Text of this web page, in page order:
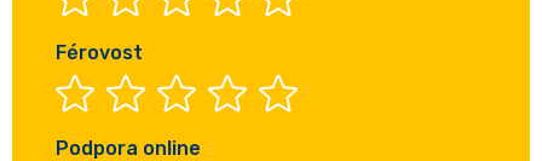
Férovost
Podpora online